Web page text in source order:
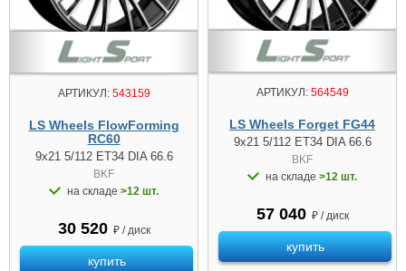
АРТИКУЛ:543159
LS Wheels FlowForming
RC60
9x21 5/112 ET34 DIA 66.6
BKF
на складе >12 шт.
30 520 ₽ / диск
купить
АРТИКУЛ:564549
LS Wheels Forget FG44
9x21 5/112 ET34 DIA 66.6
BKF
на складе >12 шт.
57 040 ₽ / диск
купить